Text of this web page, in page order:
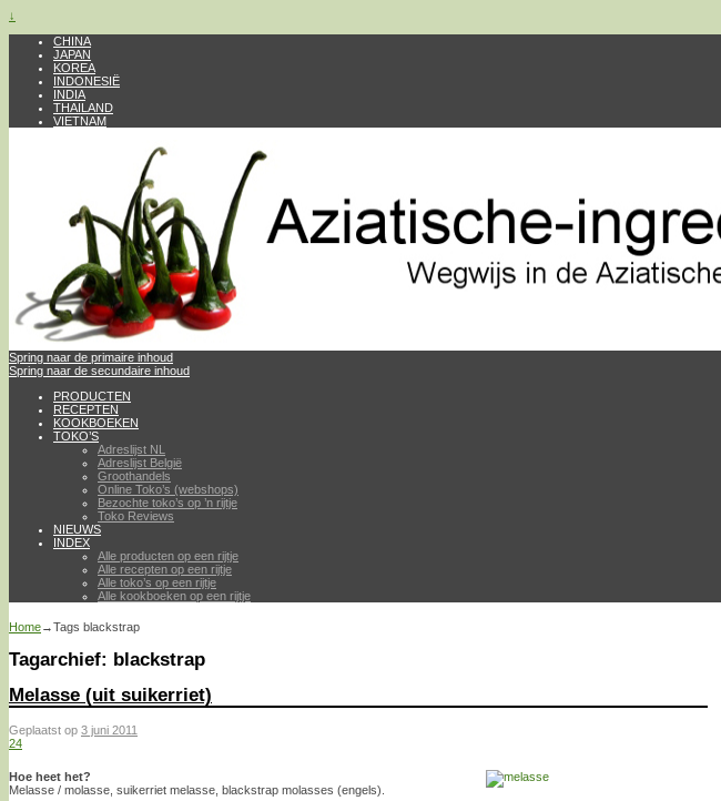
↓
CHINA
JAPAN
KOREA
INDONESIË
INDIA
THAILAND
VIETNAM
Spring naar de primaire inhoud
Spring naar de secundaire inhoud
PRODUCTEN
RECEPTEN
KOOKBOEKEN
TOKO’S
Adreslijst NL
Adreslijst België
Groothandels
Online Toko’s (webshops)
Bezochte toko’s op ’n rijtje
Toko Reviews
NIEUWS
INDEX
Alle producten op een rijtje
Alle recepten op een rijtje
Alle toko’s op een rijtje
Alle kookboeken op een rijtje
Home→Tags blackstrap
Tagarchief: blackstrap
Melasse (uit suikerriet)
Geplaatst op 3 juni 2011
24
Hoe heet het?
Melasse / molasse, suikerriet melasse, blackstrap molasses (engels).